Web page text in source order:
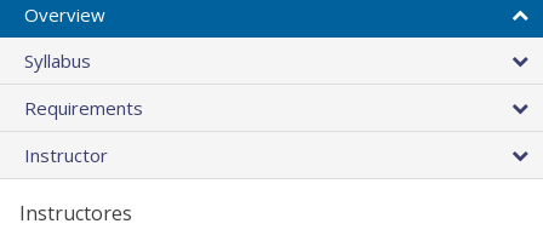
Overview
Syllabus
Requirements
Instructor
Instructores